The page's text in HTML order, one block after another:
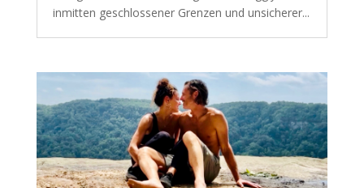
inmitten geschlossener Grenzen und unsicherer...